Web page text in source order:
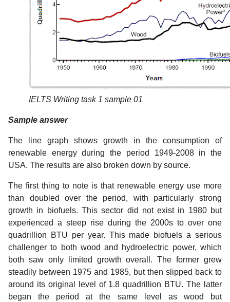
IELTS Writing task 1 sample 01
Sample answer
The line graph shows growth in the consumption of
renewable energy during the period 1949-2008 in the
USA. The results are also broken down by source.
The first thing to note is that renewable energy use more
than doubled over the period, with particularly strong
growth in biofuels. This sector did not exist in 1980 but
experienced a steep rise during the 2000s to over one
quadrillion BTU per year. This made biofuels a serious
challenger to both wood and hydroelectric power, which
both saw only limited growth overall. The former grew
steadily between 1975 and 1985, but then slipped back to
around its original level of 1.8 quadrillion BTU. The latter
began the period at the same level as wood but